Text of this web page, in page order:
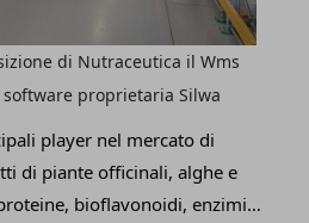
player nel mercato di
di piante officinali, alghe e
bioflavonoidi, enzimi
di Nutraceutica il Wms
proprietaria Silwa